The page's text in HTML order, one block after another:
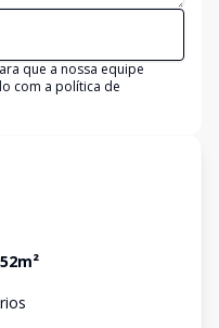
que a nossa equipe
com a política de
m²
s